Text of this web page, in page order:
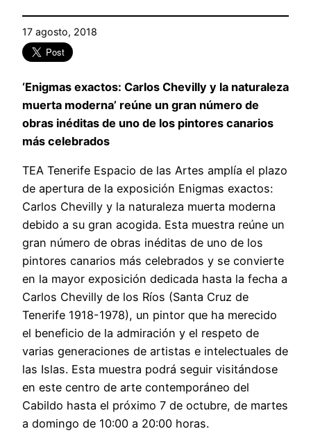
17 agosto, 2018
‘Enigmas exactos: Carlos Chevilly y la naturaleza
muerta moderna’ reúne un gran número de
obras inéditas de uno de los pintores canarios
más celebrados
TEA Tenerife Espacio de las Artes amplía el plazo
de apertura de la exposición Enigmas exactos:
Carlos Chevilly y la naturaleza muerta moderna
debido a su gran acogida. Esta muestra reúne un
gran número de obras inéditas de uno de los
pintores canarios más celebrados y se convierte
en la mayor exposición dedicada hasta la fecha a
Carlos Chevilly de los Ríos (Santa Cruz de
Tenerife 1918-1978), un pintor que ha merecido
el beneficio de la admiración y el respeto de
varias generaciones de artistas e intelectuales de
las Islas. Esta muestra podrá seguir visitándose
en este centro de arte contemporáneo del
Cabildo hasta el próximo 7 de octubre, de martes
a domingo de 10:00 a 20:00 horas.